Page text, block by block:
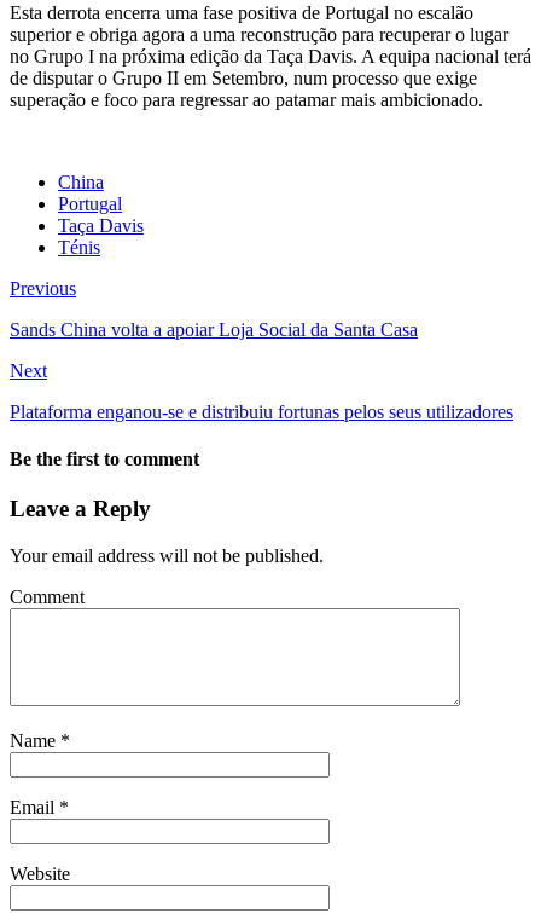
Esta derrota encerra uma fase positiva de Portugal no escalão
superior e obriga agora a uma reconstrução para recuperar o lugar
no Grupo I na próxima edição da Taça Davis. A equipa nacional terá
de disputar o Grupo II em Setembro, num processo que exige
superação e foco para regressar ao patamar mais ambicionado.
China
Portugal
Taça Davis
Ténis
Previous
Sands China volta a apoiar Loja Social da Santa Casa
Next
Plataforma enganou-se e distribuiu fortunas pelos seus utilizadores
Be the first to comment
Leave a Reply
Your email address will not be published.
Comment
Name *
Email *
Website